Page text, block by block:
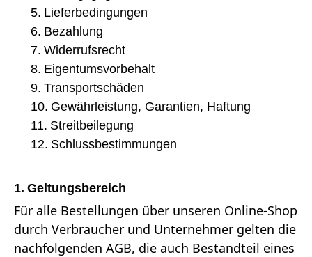
KONTAKT
Sie haben Fragen oder wünschen
eine persönliche Beratung?
Unser Team ist für Sie da –
schnell, freundlich und
kompetent. Schreiben Sie uns,
rufen Sie an oder nutzen Sie
unser Kontaktformular.
Zur Kontaktanfrage
5. Lieferbedingungen
6. Bezahlung
7. Widerrufsrecht
8. Eigentumsvorbehalt
9. Transportschäden
10. Gewährleistung, Garantien, Haftung
11. Streitbeilegung
12. Schlussbestimmungen
1. Geltungsbereich
Für alle Bestellungen über unseren Online-Shop
durch Verbraucher und Unternehmer gelten die
nachfolgenden AGB, die auch Bestandteil eines